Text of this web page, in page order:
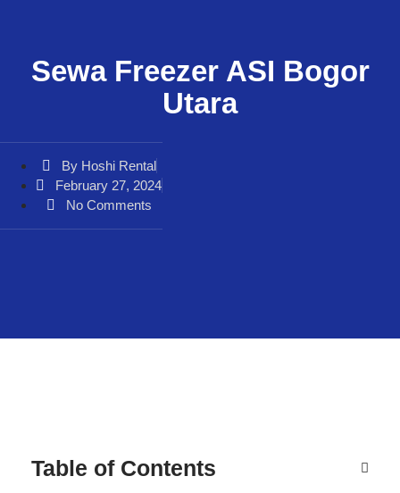
Sewa Freezer ASI Bogor
Utara
ByHoshi Rental
February 27, 2024
No Comments
Table of Contents